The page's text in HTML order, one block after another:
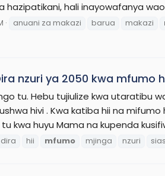
hali inayowafanya
anuani za makazi barua makazi
nzuri ya 2050 kwa mfumo
tu. Hebu tujiulize kwa utaratibu
hivi . Kwa katiba hii na mifumo
kwa huyu Mama na kupenda
dira hii mfumo mjinga nzuri